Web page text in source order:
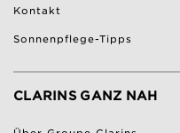
Kontakt
Sonnenpflege-Tipps
CLARINS GANZ NAH